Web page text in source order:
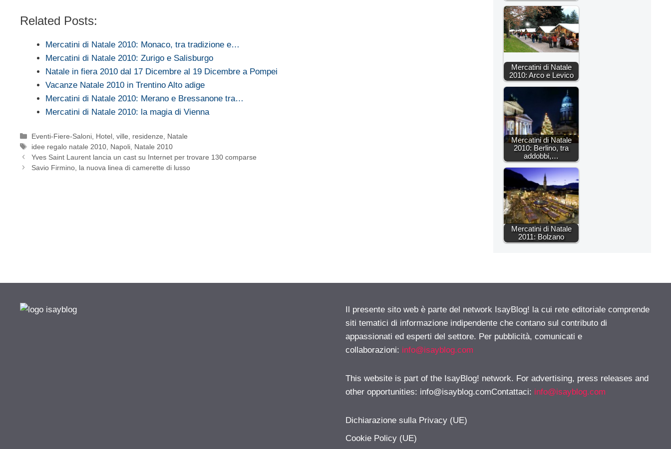
Related Posts:
Mercatini di Natale 2010: Monaco, tra tradizione e…
Mercatini di Natale 2010: Zurigo e Salisburgo
Natale in fiera 2010 dal 17 Dicembre al 19 Dicembre a Pompei
Vacanze Natale 2010 in Trentino Alto adige
Mercatini di Natale 2010: Merano e Bressanone tra…
Mercatini di Natale 2010: la magia di Vienna
Categorie
Eventi-Fiere-Saloni Hotel, ville, residenze
Natale
Tag
idee regalo natale 2010 Napoli Natale 2010
Yves Saint Laurent lancia un cast su Internet per trovare 130 comparse
Savio Firmino, la nuova linea di camerette di lusso
Mercatini di Natale
2010: Arco e Levico
Mercatini di Natale
2010: Berlino, tra
addobbi,…
Mercatini di Natale
2011: Bolzano
Il presente sito web è parte del network IsayBlog! la cui rete editoriale comprende
siti tematici di informazione indipendente che contano sul contributo di
appassionati ed esperti del settore. Per pubblicità, comunicati e
collaborazioni: info@isayblog.com
This website is part of the IsayBlog! network. For advertising, press releases and
other opportunities: info@isayblog.comContattaci: info@isayblog.com
Dichiarazione sulla Privacy (UE)
Cookie Policy (UE)